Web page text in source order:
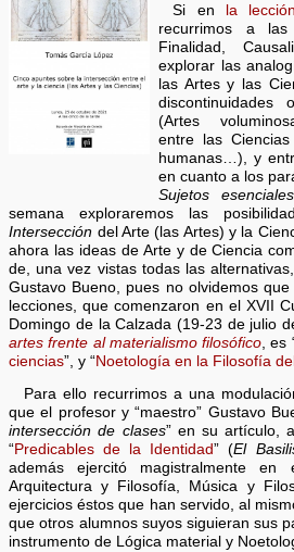
Si en la
recurrimos a las
Finalidad,
explorar las
las Artes y las
discontinuidades
(Artes
entre las Ciencias
humanas…), y
en cuanto a los
Sujetos esenciales
semana exploraremos las
Intersección del Arte (las Artes) y la
ahora las ideas de Arte y de Ciencia
de, una vez vistas todas las
Gustavo Bueno, pues no olvidemos
lecciones, que comenzaron en el XVII
Domingo de la Calzada (19-23 de julio
artes frente al materialismo filosófico , es
ciencias”, y “Noetología en la Filosofía
Para ello recurrimos a una
que el profesor y “maestro” Gustavo
intersección de clases” en su artículo,
“Predicables de la Identidad” (El
además ejercitó magistralmente
Arquitectura y Filosofía, Música y
ejercicios éstos que han servido, al
que otros alumnos suyos siguieran sus
instrumento de Lógica material y